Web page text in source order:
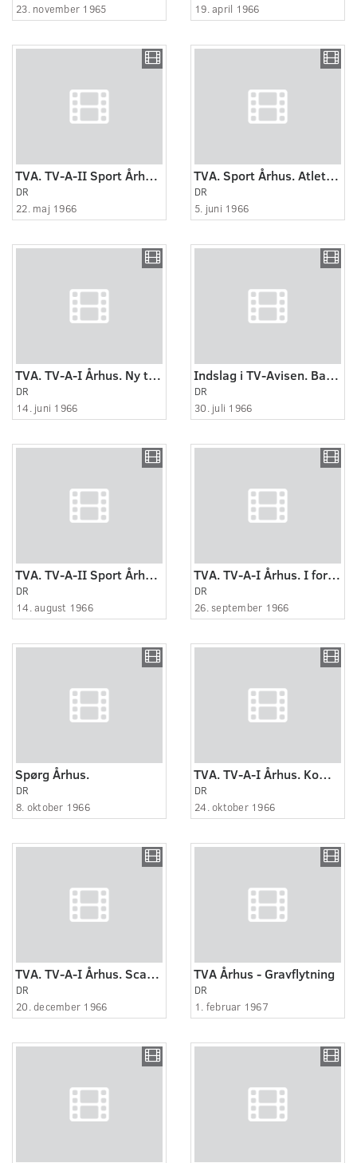
23. november 1965
19. april 1966
TVA. TV-A-II Sport Århus. Jelling friluftsbad.
DR
22. maj 1966
TVA. Sport Århus. Atletikmatch på Randers stadion
DR
5. juni 1966
TVA. TV-A-I Århus. Ny terminal indviet for færgeruten Esbjerg-Fanø.
DR
14. juni 1966
Indslag i TV-Avisen. Barberen i Sevilla
DR
30. juli 1966
TVA. TV-A-II Sport Århus. Fodbold
DR
14. august 1966
TVA. TV-A-I Århus. I forbindelse med en omlægning af fiskeriet var fiskerihavn i Esbjerg i da..
DR
26. september 1966
Spørg Århus.
DR
8. oktober 1966
TVA. TV-A-I Århus. Kommunestruktur. Trekantplanen
DR
24. oktober 1966
TVA. TV-A-I Århus. Scandia
DR
20. december 1966
TVA Århus - Gravflytning
DR
1. februar 1967